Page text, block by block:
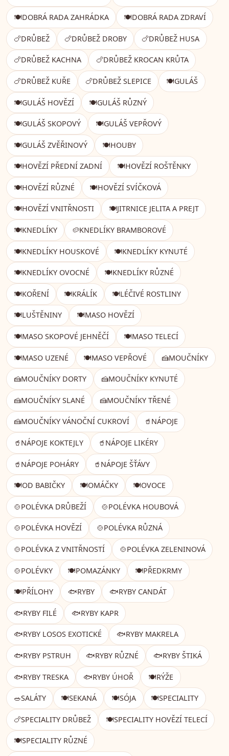
🍽️DOBRÁ RADA ZAHRÁDKA 🍽️DOBRÁ RADA ZDRAVÍ
🍗DRŮBEŽ 🍗DRŮBEŽ DROBY 🍗DRŮBEŽ HUSA
🍗DRŮBEŽ KACHNA 🍗DRŮBEŽ KROCAN KRŮTA
🍗DRŮBEŽ KUŘE 🍗DRŮBEŽ SLEPICE 🍽️GULÁŠ
🍽️GULÁŠ HOVĚZÍ 🍽️GULÁŠ RŮZNÝ
🍽️GULÁŠ SKOPOVÝ 🍽️GULÁŠ VEPŘOVÝ
🍽️GULÁŠ ZVĚŘINOVÝ 🍽️HOUBY
🍽️HOVĚZÍ PŘEDNÍ ZADNÍ 🍽️HOVĚZÍ ROŠTĚNKY
🍽️HOVĚZÍ RŮZNÉ 🍽️HOVĚZÍ SVÍČKOVÁ
🍽️HOVĚZÍ VNITŘNOSTI 🍽️JITRNICE JELITA A PREJT
🍽️KNEDLÍKY 🥔KNEDLÍKY BRAMBOROVÉ
🍽️KNEDLÍKY HOUSKOVÉ 🍽️KNEDLÍKY KYNUTÉ
🍽️KNEDLÍKY OVOCNÉ 🍽️KNEDLÍKY RŮZNÉ
🍽️KOŘENÍ 🍽️KRÁLÍK 🍽️LÉČIVÉ ROSTLINY
🍽️LUŠTĚNINY 🍽️MASO HOVĚZÍ
🍽️MASO SKOPOVÉ JEHNĚČÍ 🍽️MASO TELECÍ
🍽️MASO UZENÉ 🍽️MASO VEPŘOVÉ 🍰MOUČNÍKY
🍰MOUČNÍKY DORTY 🍰MOUČNÍKY KYNUTÉ
🍰MOUČNÍKY SLANÉ 🍰MOUČNÍKY TŘENÉ
🍰MOUČNÍKY VÁNOČNÍ CUKROVÍ 🥤 NÁPOJE
🥤 NÁPOJE KOKTEJLY 🥤 NÁPOJE LIKÉRY
🥤 NÁPOJE POHÁRY 🥤 NÁPOJE ŠŤÁVY
🍽️OD BABIČKY 🍽️OMÁČKY 🍽️OVOCE
🍲POLÉVKA DRŮBEŽÍ 🍲POLÉVKA HOUBOVÁ
🍲POLÉVKA HOVĚZÍ 🍲POLÉVKA RŮZNÁ
🍲POLÉVKA Z VNITŘNOSTÍ 🍲POLÉVKA ZELENINOVÁ
🍲POLÉVKY 🍽️POMAZÁNKY 🍽️PŘEDKRMY
🍽️PŘÍLOHY 🐟RYBY 🐟RYBY CANDÁT
🐟RYBY FILÉ 🐟RYBY KAPR
🐟RYBY LOSOS EXOTICKÉ 🐟RYBY MAKRELA
🐟RYBY PSTRUH 🐟RYBY RŮZNÉ 🐟RYBY ŠTIKÁ
🐟RYBY TRESKA 🐟RYBY ÚHOŘ 🍽️RÝŽE
🥗SALÁTY 🍽️SEKANÁ 🍽️SÓJA 🍽️SPECIALITY
🍗SPECIALITY DRŮBEŽ 🍽️SPECIALITY HOVĚZÍ TELECÍ
🍽️SPECIALITY RŮZNÉ